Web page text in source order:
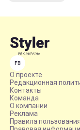
FB
О проекте
Редакционная
Контакты
Команда
О компании
Реклама
Правила пользования